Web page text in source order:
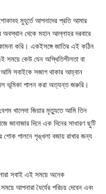
মুহূর্তে আপনাদের প্রতি আমার
থেকে মহান আল্লাহর দরবারে
কামনা করি। একইসঙ্গে জাতির এই কঠিন
কেউ যেন অস্থিতিশীলতা বা
আমি সবাইকে সজাগ থাকার আহ্বান
ভূমিকা পালন করা অত্যন্ত জরুরি।
খালেদা জিয়ার মৃত্যুতে আমি তিন
জানাজার দিনে এক দিনের সাধারণ ছুটি
শোক পালনে শৃঙ্খলা বজায় রাখার জন্য
সবাই এই সময়ে অনেক
আপনারা ধৈর্যের পরিচয় দেবেন এবং